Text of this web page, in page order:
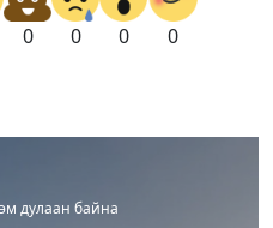
0 0 0 0
дулаан байна